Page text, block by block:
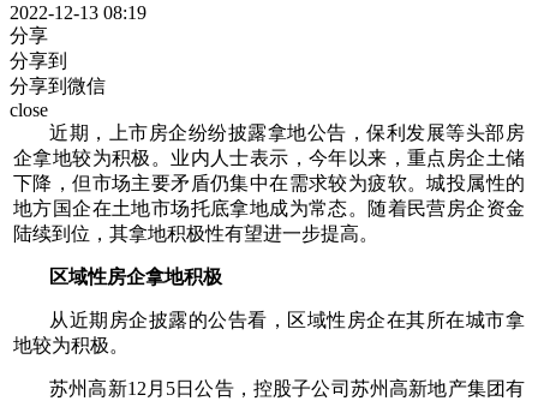
2022-12-13 08:19
分享
分享到
分享到微信
close
近期，上市房企纷纷披露拿地公告，保利发展等头部房
企拿地较为积极。业内人士表示，今年以来，重点房企土储
下降，但市场主要矛盾仍集中在需求较为疲软。城投属性的
地方国企在土地市场托底拿地成为常态。随着民营房企资金
陆续到位，其拿地积极性有望进一步提高。
区域性房企拿地积极
从近期房企披露的公告看，区域性房企在其所在城市拿
地较为积极。
苏州高新12月5日公告，控股子公司苏州高新地产集团有